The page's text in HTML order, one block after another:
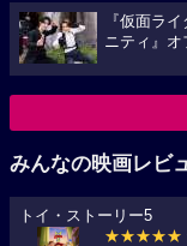
『仮面ラ
ニティ』
みんなの映画レビ
トイ・ストーリー5
★★★★★